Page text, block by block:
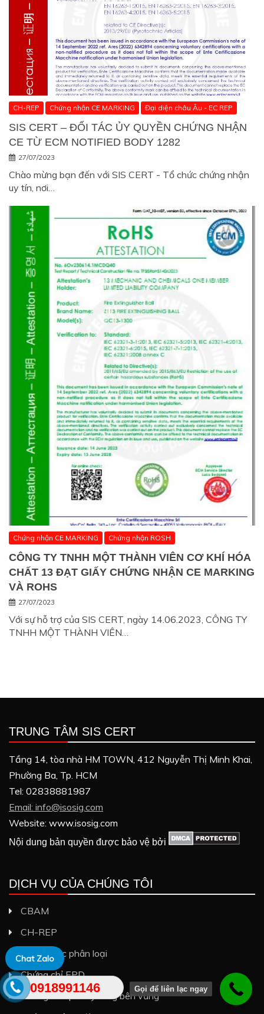
CH-REP Chứng nhận CE MARKING Đại diện châu Âu - EC REP
SIS CERT – ĐỐI TÁC ỦY QUYỀN CHỨNG NHẬN
CE TỪ ECM NOTIFIED BODY 1282
27/07/2023
Chào mừng bạn đến với SIS CERT - Tổ chức chứng nhận
uy tín, nơi…
Chứng nhận CE MARKING Chứng nhận ROSH
CÔNG TY TNHH MỘT THÀNH VIÊN CƠ KHÍ HÓA
CHẤT 13 ĐẠT GIẤY CHỨNG NHẬN CE MARKING
VÀ ROHS
27/07/2023
Với sự hỗ trợ của SIS CERT, ngày 14.06.2023, CÔNG TY
TNHH MỘT THÀNH VIÊN…
TRUNG TÂM SIS CERT
Tầng 14, tòa nhà HM TOWN, 412 Nguyễn Thị Minh Khai,
Phường Ba, Tp. HCM
Tel: 02838881987
Email: info@isosig.com
Website: www.isosig.com
Nội dung bản quyền được bảo vệ bởi
DỊCH VỤ CỦA CHÚNG TÔI
CBAM
CH-REP
Chưa được phân loại
Chứng chỉ EPD
Chứng chỉ quản lý rừng bên vững
Chat Zalo
0918991146 Gọi để liên lạc ngay